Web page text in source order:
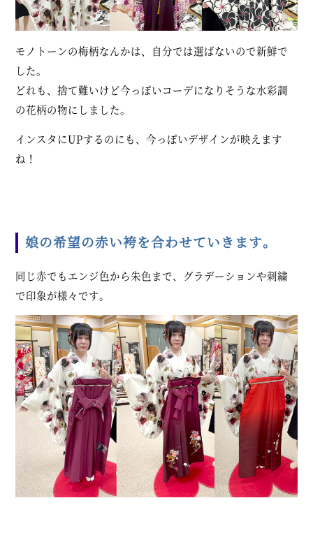
モノトーンの梅柄なんかは、自分では選ばないので新鮮で
した。
どれも、捨て難いけど今っぽいコーデになりそうな水彩調
の花柄の物にしました。
インスタにUPするのにも、今っぽいデザインが映えます
ね！
娘の希望の赤い袴を合わせていきます。
同じ赤でもエンジ色から朱色まで、グラデーションや刺繍
で印象が様々です。